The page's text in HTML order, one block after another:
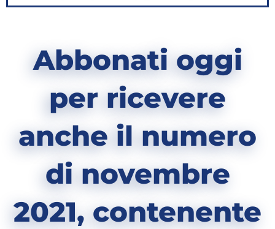
Abbonati oggi
per ricevere
anche il numero
di novembre
2021, contenente